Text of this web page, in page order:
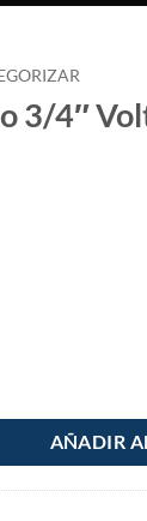
3/4″
AÑADIR